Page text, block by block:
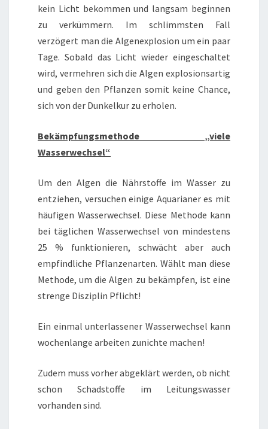
kein Licht bekommen und langsam beginnen
zu verkümmern. Im schlimmsten Fall
verzögert man die Algenexplosion um ein paar
Tage. Sobald das Licht wieder eingeschaltet
wird, vermehren sich die Algen explosionsartig
und geben den Pflanzen somit keine Chance,
sich von der Dunkelkur zu erholen.
Bekämpfungsmethode „viele
Wasserwechsel“
Um den Algen die Nährstoffe im Wasser zu
entziehen, versuchen einige Aquarianer es mit
häufigen Wasserwechsel. Diese Methode kann
bei täglichen Wasserwechsel von mindestens
25 % funktionieren, schwächt aber auch
empfindliche Pflanzenarten. Wählt man diese
Methode, um die Algen zu bekämpfen, ist eine
strenge Disziplin Pflicht!
Ein einmal unterlassener Wasserwechsel kann
wochenlange arbeiten zunichte machen!
Zudem muss vorher abgeklärt werden, ob nicht
schon Schadstoffe im Leitungswasser
vorhanden sind.